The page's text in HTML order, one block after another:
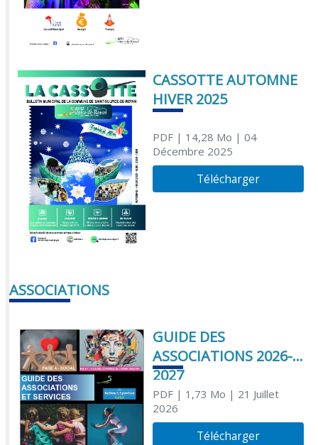
CASSOTTE AUTOMNE
HIVER 2025
PDF| 14,28 Mo | 04
Décembre 2025
Télécharger
ASSOCIATIONS
GUIDE DES
ASSOCIATIONS 2026-
2027
PDF| 1,73 Mo | 21 Juillet
2026
Télécharger